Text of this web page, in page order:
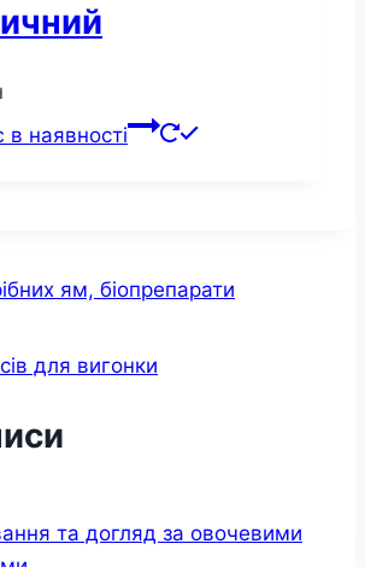
в наявності
ям, біопрепарати
для вигонки
та догляд за овочевими